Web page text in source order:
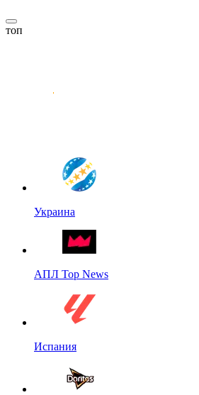
топ
Украина
АПЛ Top News
Испания